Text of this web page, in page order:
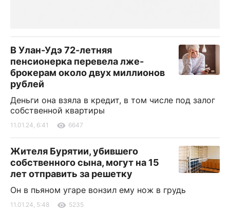
В Улан-Удэ 72-летняя
пенсионерка перевела лже-
брокерам около двух миллионов
рублей
Деньги она взяла в кредит, в том числе под залог
собственной квартиры
11.01.24, 6:41 6647
Жителя Бурятии, убившего
собственного сына, могут на 15
лет отправить за решетку
Он в пьяном угаре вонзил ему нож в грудь
11.01.24, 5:48 5235